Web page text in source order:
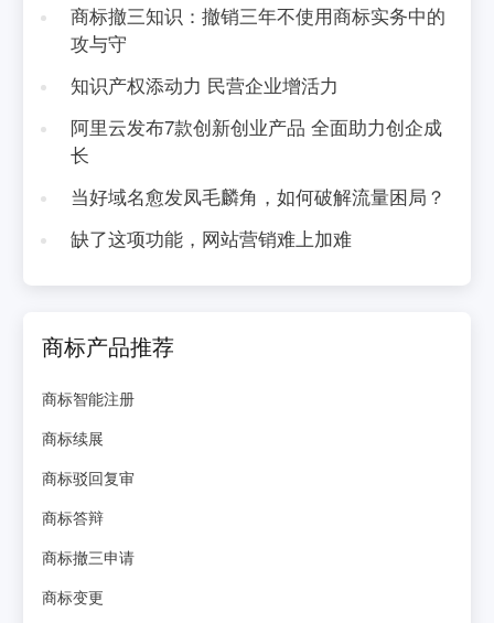
商标撤三知识：撤销三年不使用商标实务中的
攻与守
知识产权添动力 民营企业增活力
阿里云发布7款创新创业产品 全面助力创企成
长
当好域名愈发凤毛麟角，如何破解流量困局？
缺了这项功能，网站营销难上加难
商标产品推荐
商标智能注册
商标续展
商标驳回复审
商标答辩
商标撤三申请
商标变更